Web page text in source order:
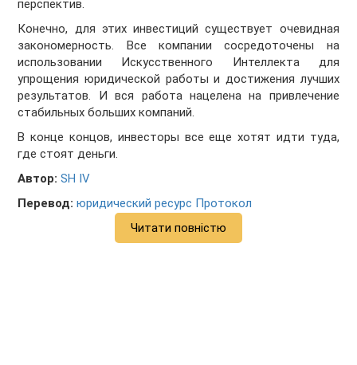
перспектив.
Конечно, для этих инвестиций существует очевидная
закономерность. Все компании сосредоточены на
использовании Искусственного Интеллекта для
упрощения юридической работы и достижения лучших
результатов. И вся работа нацелена на привлечение
стабильных больших компаний.
В конце концов, инвесторы все еще хотят идти туда,
где стоят деньги.
Автор: SH IV
Перевод: юридический ресурс Протокол
Читати повністю